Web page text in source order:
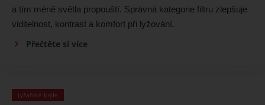
a tím méně světla propouští. Správná kategorie filtru zlepšuje
viditelnost, kontrast a komfort při lyžování.
Přečtěte si více
Lyžařské brýle